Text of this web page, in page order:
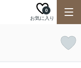
お気に入り
0